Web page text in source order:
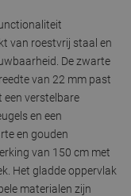
van roestvrij staal en
De zwarte
van 22 mm past
een verstelbare
en een
en gouden
van 150 cm met
Het gladde oppervlak
materialen zijn